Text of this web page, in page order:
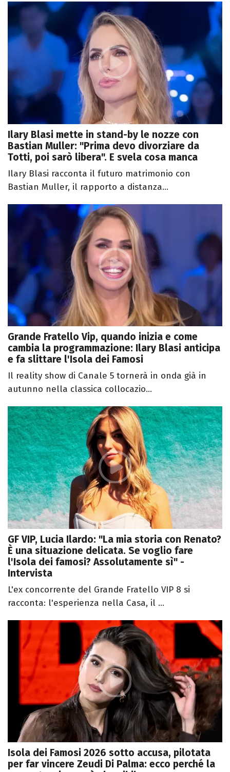
Ilary Blasi mette in stand-by le nozze con
Bastian Muller: "Prima devo divorziare da
Totti, poi sarò libera". E svela cosa manca
Ilary Blasi racconta il futuro matrimonio con
Bastian Muller, il rapporto a distanza...
Grande Fratello Vip, quando inizia e come
cambia la programmazione: Ilary Blasi anticipa
e fa slittare l'Isola dei Famosi
Il reality show di Canale 5 tornerà in onda già in
autunno nella classica collocazio...
GF VIP, Lucia Ilardo: "La mia storia con Renato?
È una situazione delicata. Se voglio fare
l'Isola dei famosi? Assolutamente sì" -
Intervista
L'ex concorrente del Grande Fratello VIP 8 si
racconta: l'esperienza nella Casa, il ...
Isola dei Famosi 2026 sotto accusa, pilotata
per far vincere Zeudi Di Palma: ecco perché la